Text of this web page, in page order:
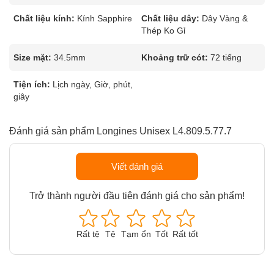
Chất liệu kính: Kính Sapphire Chất liệu dây: Dây Vàng &
Thép Ko Gỉ
Size mặt: 34.5mm Khoảng trữ cót: 72 tiếng
Tiện ích: Lịch ngày, Giờ, phút,
giây
Đánh giá sản phẩm Longines Unisex L4.809.5.77.7
Viết đánh giá
Trở thành người đầu tiên đánh giá cho sản phẩm!
Rất tệ Tệ Tạm ổn Tốt Rất tốt